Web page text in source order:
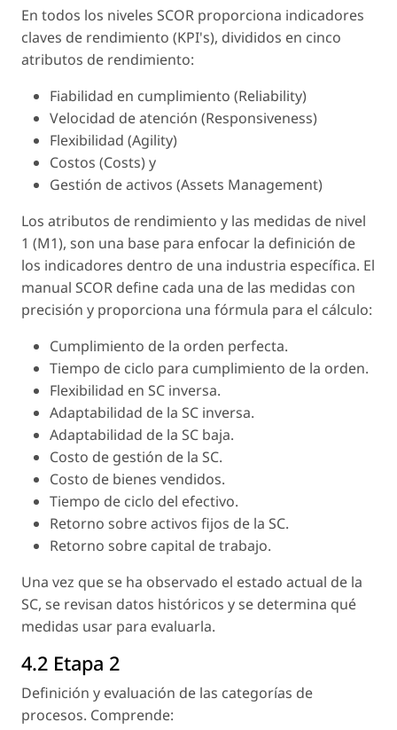
En todos los niveles SCOR proporciona indicadores
claves de rendimiento (KPI's), divididos en cinco
atributos de rendimiento:
Fiabilidad en cumplimiento (Reliability)
Velocidad de atención (Responsiveness)
Flexibilidad (Agility)
Costos (Costs) y
Gestión de activos (Assets Management)
Los atributos de rendimiento y las medidas de nivel
1 (M1), son una base para enfocar la definición de
los indicadores dentro de una industria específica. El
manual SCOR define cada una de las medidas con
precisión y proporciona una fórmula para el cálculo:
Cumplimiento de la orden perfecta.
Tiempo de ciclo para cumplimiento de la orden.
Flexibilidad en SC inversa.
Adaptabilidad de la SC inversa.
Adaptabilidad de la SC baja.
Costo de gestión de la SC.
Costo de bienes vendidos.
Tiempo de ciclo del efectivo.
Retorno sobre activos fijos de la SC.
Retorno sobre capital de trabajo.
Una vez que se ha observado el estado actual de la
SC, se revisan datos históricos y se determina qué
medidas usar para evaluarla.
4.2 Etapa 2
Definición y evaluación de las categorías de
procesos. Comprende: